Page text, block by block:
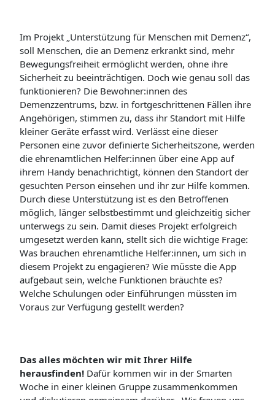
Im Projekt „Unterstützung für Menschen mit Demenz“,
soll Menschen, die an Demenz erkrankt sind, mehr
Bewegungsfreiheit ermöglicht werden, ohne ihre
Sicherheit zu beeinträchtigen. Doch wie genau soll das
funktionieren? Die Bewohner:innen des
Demenzzentrums, bzw. in fortgeschrittenen Fällen ihre
Angehörigen, stimmen zu, dass ihr Standort mit Hilfe
kleiner Geräte erfasst wird. Verlässt eine dieser
Personen eine zuvor definierte Sicherheitszone, werden
die ehrenamtlichen Helfer:innen über eine App auf
ihrem Handy benachrichtigt, können den Standort der
gesuchten Person einsehen und ihr zur Hilfe kommen.
Durch diese Unterstützung ist es den Betroffenen
möglich, länger selbstbestimmt und gleichzeitig sicher
unterwegs zu sein. Damit dieses Projekt erfolgreich
umgesetzt werden kann, stellt sich die wichtige Frage:
Was brauchen ehrenamtliche Helfer:innen, um sich in
diesem Projekt zu engagieren? Wie müsste die App
aufgebaut sein, welche Funktionen bräuchte es?
Welche Schulungen oder Einführungen müssten im
Voraus zur Verfügung gestellt werden?
Das alles möchten wir mit Ihrer Hilfe
herausfinden! Dafür kommen wir in der Smarten
Woche in einer kleinen Gruppe zusammenkommen